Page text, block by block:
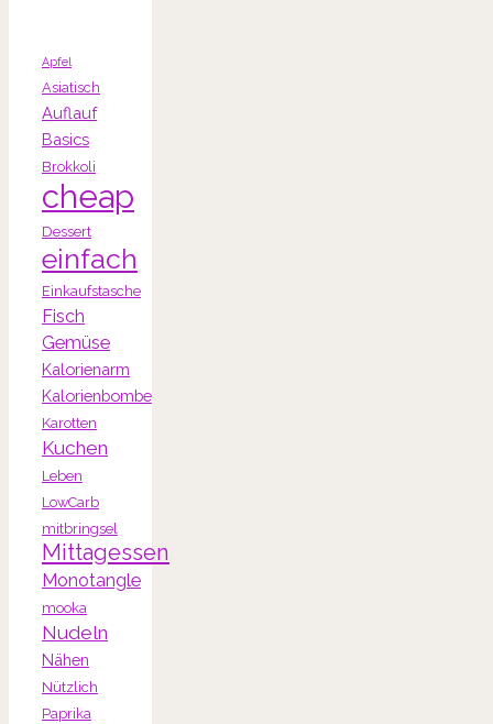
Apfel
Asiatisch
Auflauf
Basics
Brokkoli
cheap
Dessert
einfach
Einkaufstasche
Fisch
Gemüse
Kalorienarm
Kalorienbombe
Karotten
Kuchen
Leben
LowCarb
mitbringsel
Mittagessen
Monotangle
mooka
Nudeln
Nähen
Nützlich
Paprika